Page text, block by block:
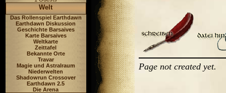
Welt
Das Rollenspiel Earthdawn
Earthdawn Diskussion
Geschichte Barsaives
Karte Barsaives
Weltkarte
Zeittafel
Bekannte Orte
Travar
Magie und Astralraum
Niederwelten
Shadowrun Crossover
Earthdawn 2.5
Die Arena
Page not created yet.